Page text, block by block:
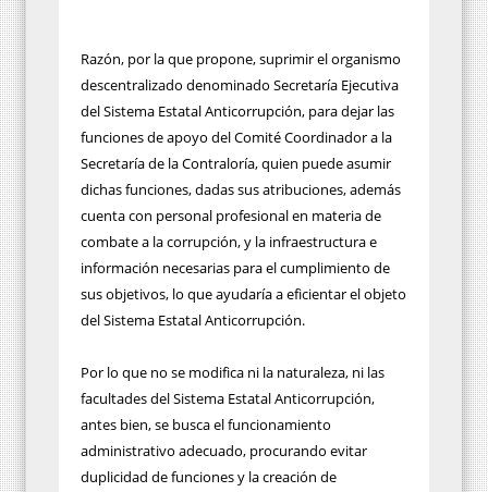
Razón, por la que propone, suprimir el organismo
descentralizado denominado Secretaría Ejecutiva
del Sistema Estatal Anticorrupción, para dejar las
funciones de apoyo del Comité Coordinador a la
Secretaría de la Contraloría, quien puede asumir
dichas funciones, dadas sus atribuciones, además
cuenta con personal profesional en materia de
combate a la corrupción, y la infraestructura e
información necesarias para el cumplimiento de
sus objetivos, lo que ayudaría a eficientar el objeto
del Sistema Estatal Anticorrupción.
Por lo que no se modifica ni la naturaleza, ni las
facultades del Sistema Estatal Anticorrupción,
antes bien, se busca el funcionamiento
administrativo adecuado, procurando evitar
duplicidad de funciones y la creación de